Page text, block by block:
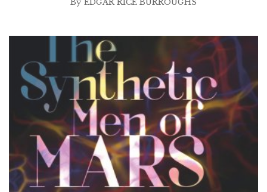
By EDGAR RICE BURROUGHS